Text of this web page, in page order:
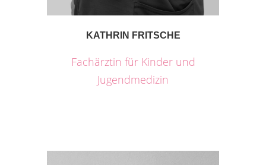
KATHRIN FRITSCHE
Fachärztin für Kinder und
Jugendmedizin